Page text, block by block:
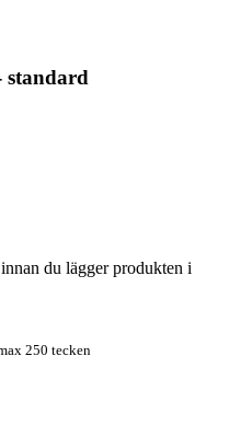
standard
du lägger produkten i
250 tecken